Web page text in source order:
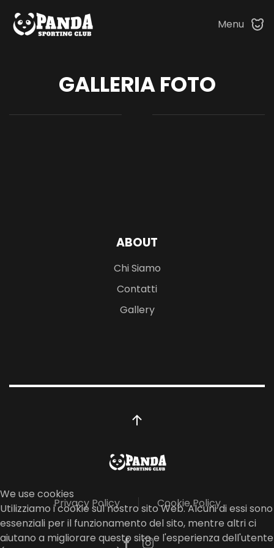
Skip to main content
Menu
GALLERIA FOTO
ABOUT
Chi Siamo
Contatti
Gallery
Privacy Policy Cookie Policy
We use cookies
Utilizziamo i cookie sul nostro sito Web. Alcuni di essi sono
essenziali per il funzionamento del sito, mentre altri ci
aiutano a migliorare questo sito e l'esperienza dell'utente